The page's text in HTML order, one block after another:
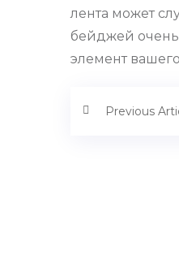
лента может
бейджей
элемент
Previous